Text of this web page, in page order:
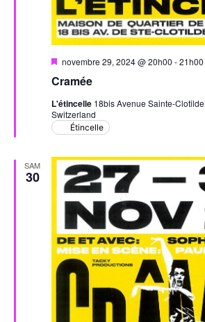
Cramée
Mis
avant
novembre 29, 2024 @ 20h00 -21h00
L'étincelle 18bis Avenue Sainte-
Switzerland
Étincelle
SAM
30